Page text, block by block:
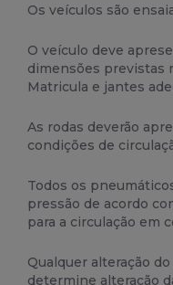
Os veículos são
O veículo deve
dimensões previstas
Matricula e jantes
As rodas deverão
condições de
Todos os
pressão de acordo
para a circulação em
Qualquer alteração
determine alteração